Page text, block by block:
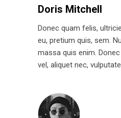
Doris Mitchell
Donec quam felis,
eu, pretium quis, sem.
massa quis enim.
vel, aliquet nec,